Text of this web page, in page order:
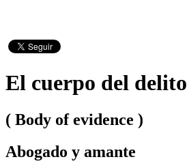
El cuerpo del delito
( Body of evidence )
Abogado y amante